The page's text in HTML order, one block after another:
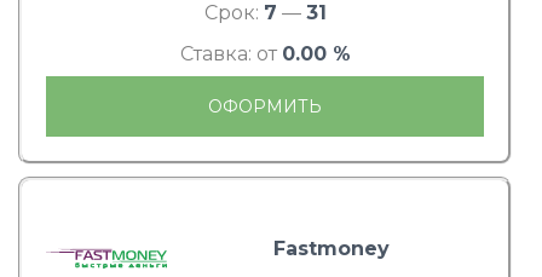
Срок: 7 — 31
Ставка: от 0.00 %
ОФОРМИТЬ
Fastmoney